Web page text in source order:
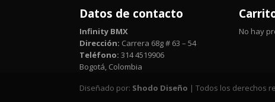
Datos de contacto
Infinity BMX
Dirección: Carrera 68g # 63 – 54
Teléfono: 314 4519906
Bogotá, Colombia
No hay
Diseñado por: Shodo Diseño | Todos los derechos